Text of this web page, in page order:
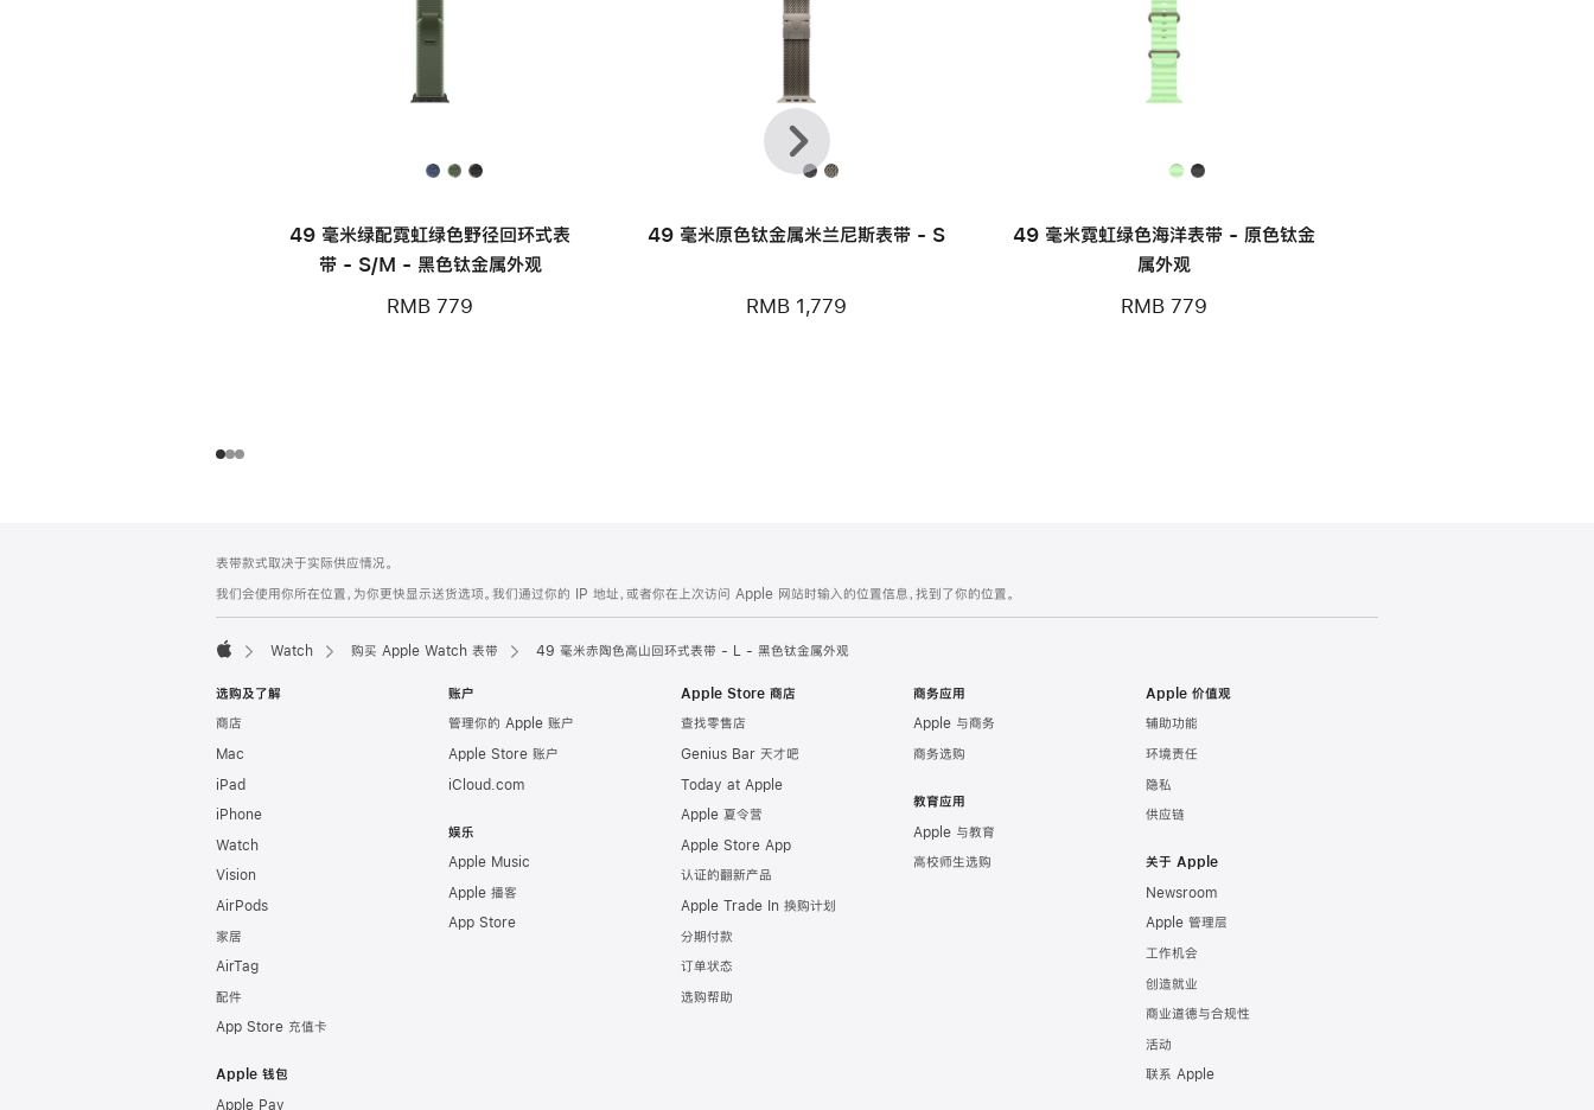
49 毫米绿配霓虹绿色野径回环式表
带 - S/M - 黑色钛金属外观
RMB 779
49 毫米原色钛金属米兰尼斯表带 - S
RMB 1,779
49 毫米霓虹绿色海洋表带 - 原色钛金
属外观
RMB 779
上
一
个
下
一
个
页
页
注
表带款式取决于实际供应情况。
我们会使用你所在位置，为你更快显示送货选项。我们通过你的 IP 地址，或者你在上次访问 Apple 网站时输入的位置信息，找到了你的位置。
Watch 购买 Apple Watch 表带 49 毫米赤陶色高山回环式表带 - L - 黑色钛金属外观
选购及了解
商店
Mac
iPad
iPhone
Watch
Vision
AirPods
家居
AirTag
配件
App Store 充值卡
Apple 钱包
Apple Pay
账户
管理你的 Apple 账户
Apple Store 账户
iCloud.com
娱乐
Apple Music
Apple 播客
App Store
Apple Store 商店
查找零售店
Genius Bar 天才吧
Today at Apple
Apple 夏令营
Apple Store App
认证的翻新产品
Apple Trade In 换购计划
分期付款
订单状态
选购帮助
商务应用
Apple 与商务
商务选购
教育应用
Apple 与教育
高校师生选购
Apple 价值观
辅助功能
环境责任
隐私
供应链
关于 Apple
Newsroom
Apple 管理层
工作机会
创造就业
商业道德与合规性
活动
联系 Apple